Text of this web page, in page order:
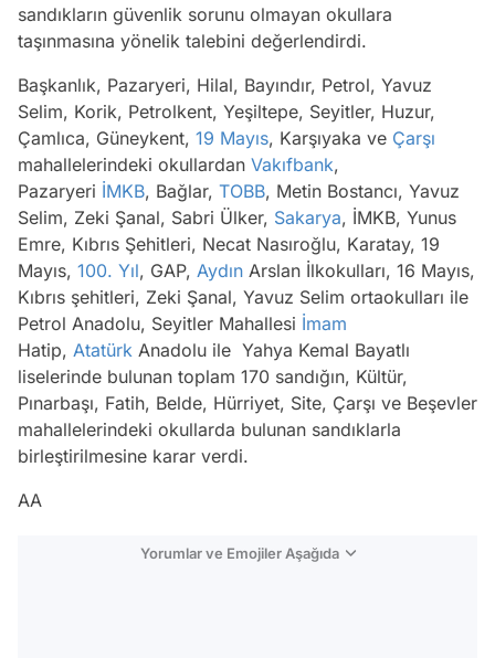
sandıkların güvenlik sorunu olmayan okullara
taşınmasına yönelik talebini değerlendirdi.
Başkanlık, Pazaryeri, Hilal, Bayındır, Petrol, Yavuz
Selim, Korik, Petrolkent, Yeşiltepe, Seyitler, Huzur,
Çamlıca, Güneykent, 19 Mayıs, Karşıyaka ve Çarşı
mahallelerindeki okullardan Vakıfbank,
Pazaryeri İMKB, Bağlar, TOBB, Metin Bostancı, Yavuz
Selim, Zeki Şanal, Sabri Ülker, Sakarya, İMKB, Yunus
Emre, Kıbrıs Şehitleri, Necat Nasıroğlu, Karatay, 19
Mayıs, 100. Yıl, GAP, Aydın Arslan İlkokulları, 16 Mayıs,
Kıbrıs şehitleri, Zeki Şanal, Yavuz Selim ortaokulları ile
Petrol Anadolu, Seyitler Mahallesi İmam
Hatip, Atatürk Anadolu ile Yahya Kemal Bayatlı
liselerinde bulunan toplam 170 sandığın, Kültür,
Pınarbaşı, Fatih, Belde, Hürriyet, Site, Çarşı ve Beşevler
mahallelerindeki okullarda bulunan sandıklarla
birleştirilmesine karar verdi.
AA
Yorumlar ve Emojiler Aşağıda